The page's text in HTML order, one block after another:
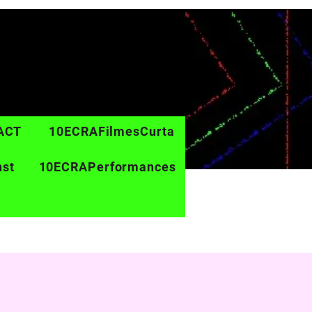
10ECRAFilmesCurta
10ECRAPerformances